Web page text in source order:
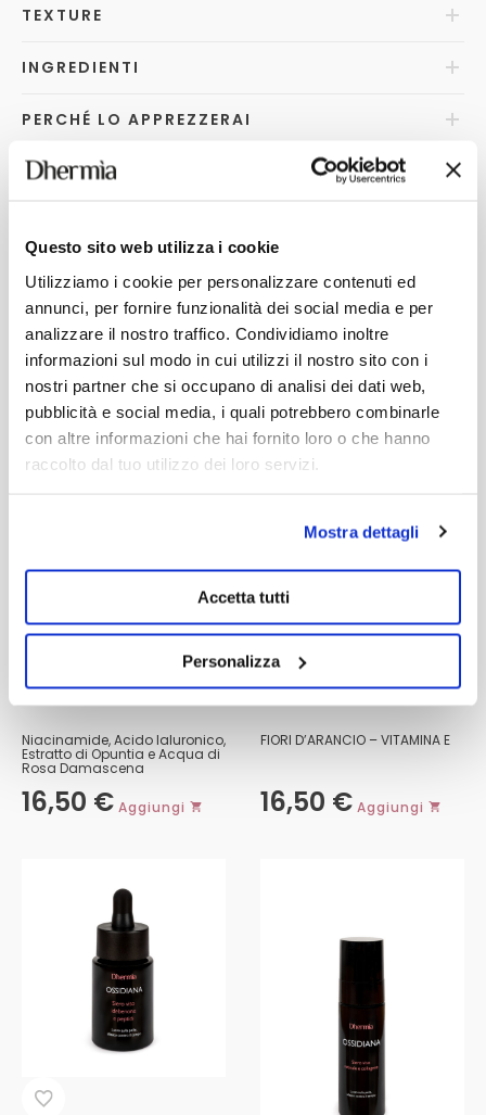
Questo sito web utilizza i cookie
Utilizziamo i cookie per personalizzare contenuti ed
annunci, per fornire funzionalità dei social media e per
analizzare il nostro traffico. Condividiamo inoltre
informazioni sul modo in cui utilizzi il nostro sito con i
nostri partner che si occupano di analisi dei dati web,
pubblicità e social media, i quali potrebbero combinarle
con altre informazioni che hai fornito loro o che hanno
raccolto dal tuo utilizzo dei loro servizi.
Mostra dettagli
Accetta tutti
Personalizza
TEXTURE
INGREDIENTI
PERCHÉ LO APPREZZERAI
FAQs
POTREBBERO INTERESSARTI
MASCHERA VISO
Niacinamide, Acido Ialuronico,
Estratto di Opuntia e Acqua di
Rosa Damascena
16,50 € Aggiungi
STRUCCANTE BIFASICO
FIORI D’ARANCIO – VITAMINA E
16,50 € Aggiungi